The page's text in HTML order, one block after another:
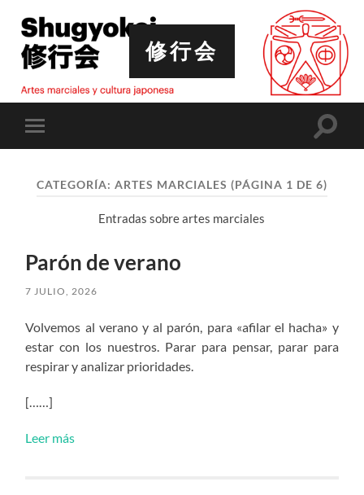
修行会
Alternar
el
móvil
CATEGORÍA: ARTES MARCIALES (PÁGINA 1 DE 6)
Entradas sobre artes marciales
Parón de verano
7 JULIO, 2026
Volvemos al verano y al parón, para «afilar el hacha» y
estar con los nuestros. Parar para pensar, parar para
respirar y analizar prioridades.
[……]
Leer más